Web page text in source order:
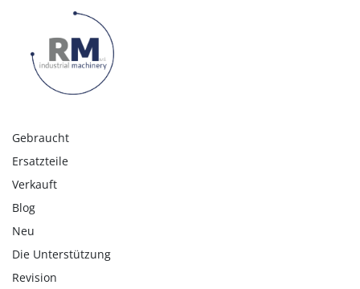
Gebraucht
Ersatzteile
Verkauft
Blog
Neu
Die Unterstützung
Revision